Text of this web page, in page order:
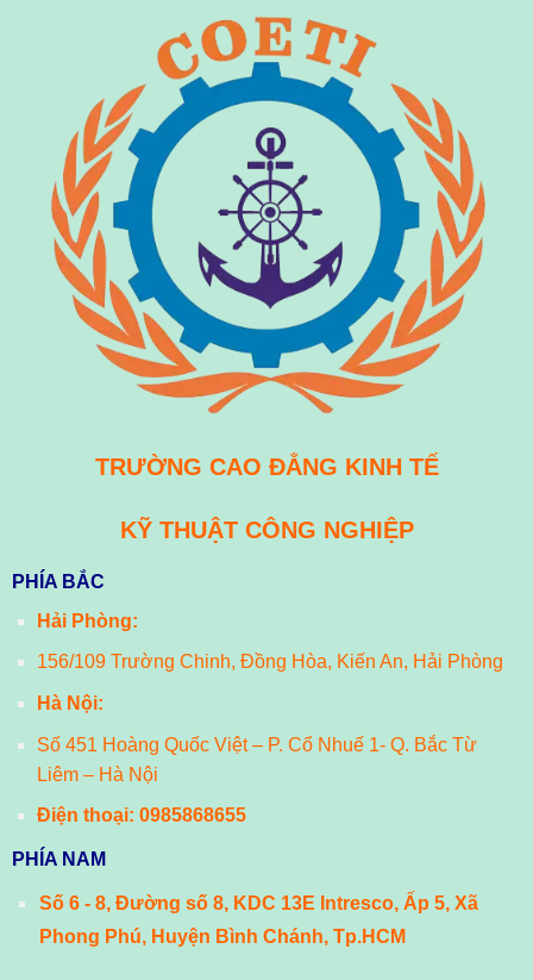
TRƯỜNG CAO ĐẲNG KINH TẾ
KỸ THUẬT CÔNG NGHIỆP
PHÍA BẮC
Hải Phòng:
156/109 Trường Chinh, Đồng Hòa, Kiến An, Hải Phòng
Hà Nội:
Số 451 Hoàng Quốc Việt – P. Cổ Nhuế 1- Q. Bắc Từ
Liêm – Hà Nội
Điện thoại: 0985868655
PHÍA NAM
Số 6 - 8, Đường số 8, KDC 13E Intresco, Ấp 5, Xã
Phong Phú, Huyện Bình Chánh, Tp.HCM